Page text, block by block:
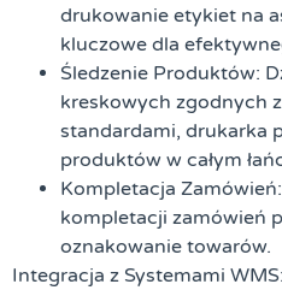
drukowanie etykiet na
kluczowe dla
Śledzenie Produktów:
kreskowych zgodnych
standardami, drukarka
produktów w całym
Kompletacja Zamówień:
kompletacji zamówień
oznakowanie towarów.
Integracja z Systemami WMS: